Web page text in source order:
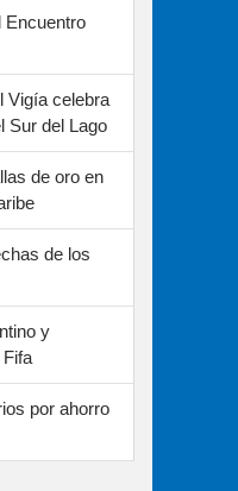
Encuentro
Vigía celebra
Sur del Lago
de oro en
de los
y
por ahorro